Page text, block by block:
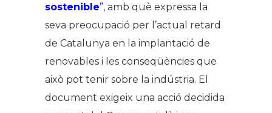
sostenible”, amb què expressa la
seva preocupació per l’actual retard
de Catalunya en la implantació de
renovables i les conseqüències que
això pot tenir sobre la indústria. El
document exigeix una acció decidida